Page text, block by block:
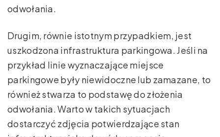
odwołania.
Drugim, równie istotnym przypadkiem, jest
uszkodzona infrastruktura parkingowa. Jeśli na
przykład linie wyznaczające miejsce
parkingowe były niewidoczne lub zamazane, to
również stwarza to podstawę do złożenia
odwołania. Warto w takich sytuacjach
dostarczyć zdjęcia potwierdzające stan